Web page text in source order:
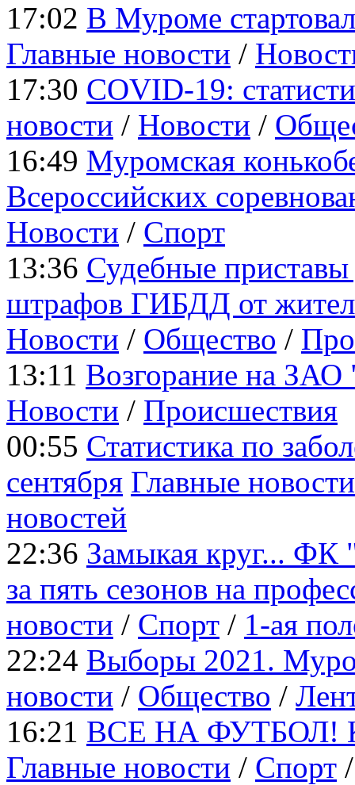
17:02 В Муроме
Главные новости /
17:30 COVID-19:
новости / Новости /
16:49 Муромская
Всероссийских
Новости / Cпорт
13:36 Судебные
штрафов ГИБДД от
Новости / Общество /
13:11 Возгорание на
Новости / Происшествия
00:55 Статистика по
сентября Главные новости
новостей
22:36 Замыкая круг... ФК
за пять сезонов на
новости / Cпорт / 1-ая
22:24 Выборы 2021.
новости / Общество /
16:21 ВСЕ НА ФУТБОЛ!
Главные новости / Cпорт